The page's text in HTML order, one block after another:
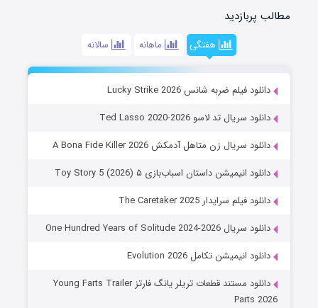
مطالب پربازدید
هفتگی ماهانه سالانه
دانلود فیلم ضربه شانس Lucky Strike 2026
دانلود سریال تد لاسو Ted Lasso 2020-2026
دانلود سریال زن متاهل آدمکش A Bona Fide Killer 2026
دانلود انیمیشن داستان اسباب‌بازی ۵ Toy Story 5 (2026)
دانلود فیلم سرایدار The Caretaker 2025
دانلود سریال One Hundred Years of Solitude 2024-2026
دانلود انیمیشن تکامل Evolution 2026
دانلود مستند قطعات تریلر یانگ فارتز Young Farts Trailer
Parts 2026